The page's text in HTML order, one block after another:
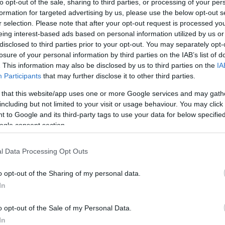
opt-out of the sale, sharing to third parties, or processing of your
for targeted advertising by us, please use the below opt-out
selection. Please note that after your opt-out request is processed
interest-based ads based on personal information utilized by us
to third parties prior to your opt-out. You may separately
of your personal information by third parties on the IAB’s list of
This information may also be disclosed by us to third parties on the
Participants that may further disclose it to other third parties.
that this website/app uses one or more Google services and may
but not limited to your visit or usage behaviour. You may
to Google and its third-party tags to use your data for below
consent section.
Data Processing Opt Outs
opt-out of the Sharing of my personal data.
opt-out of the Sale of my Personal Data.
Link másolása
érkezik vissza Magyarországra
fészkében, a helyi iskola
azt mondta: a Báróhoz hasonló
haza, nehogy egy másik gólya